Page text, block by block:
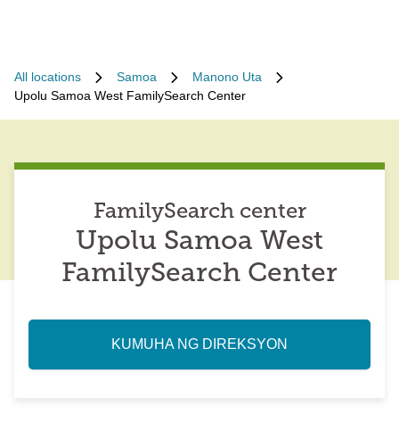
All locations Samoa
Manono Uta
Upolu Samoa West FamilySearch Center
FamilySearch center
Upolu Samoa West
FamilySearch Center
KUMUHA NG DIREKSYON